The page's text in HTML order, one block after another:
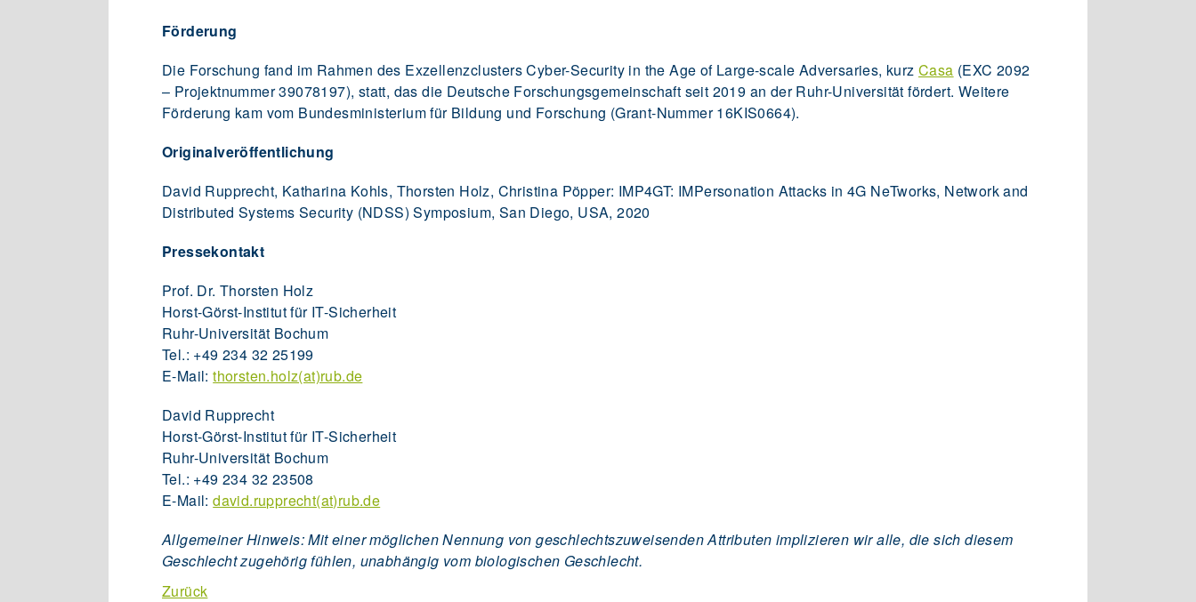
Förderung
Die Forschung fand im Rahmen des Exzellenzclusters Cyber-Security in the Age of Large-scale Adversaries, kurzCasa (EXC 2092
– Projektnummer 39078197), statt, das die Deutsche Forschungsgemeinschaft seit 2019 an der Ruhr-Universität fördert. Weitere
Förderung kam vom Bundesministerium für Bildung und Forschung (Grant-Nummer 16KIS0664).
Originalveröffentlichung
David Rupprecht, Katharina Kohls, Thorsten Holz, Christina Pöpper: IMP4GT: IMPersonation Attacks in 4G NeTworks, Network and
Distributed Systems Security (NDSS) Symposium, San Diego, USA, 2020
Pressekontakt
Prof. Dr. Thorsten Holz
Horst-Görst-Institut für IT-Sicherheit
Ruhr-Universität Bochum
Tel.: +49 234 32 25199
E-Mail:thorsten.holz(at)rub.de
David Rupprecht
Horst-Görst-Institut für IT-Sicherheit
Ruhr-Universität Bochum
Tel.: +49 234 32 23508
E-Mail:david.rupprecht(at)rub.de
Allgemeiner Hinweis: Mit einer möglichen Nennung von geschlechtszuweisenden Attributen implizieren wir alle, die sich diesem
Geschlecht zugehörig fühlen, unabhängig vom biologischen Geschlecht.
Zurück